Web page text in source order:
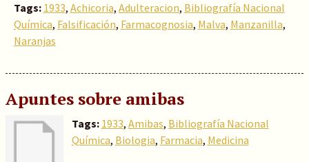
Tags: 1933, Achicoria, Adulteracion, Bibliografía Nacional
Química, Falsificación, Farmacognosia, Malva, Manzanilla,
Naranjas
Apuntes sobre amibas
Tags: 1933, Amibas, Bibliografía Nacional
Química, Biologia, Farmacia, Medicina